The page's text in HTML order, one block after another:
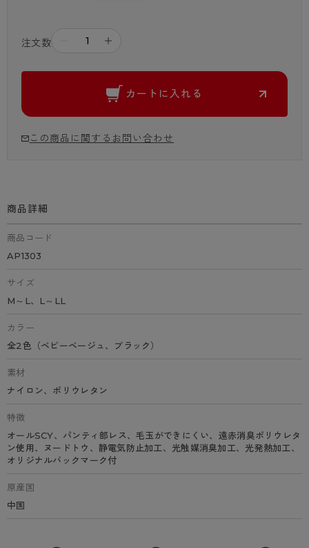
注文数 ＋
カートに入れる
この商品に関するお問い合わせ
商品詳細
商品コード
AP1303
サイズ
M～L、L～LL
カラー
全2色（ベビーベージュ、ブラック）
素材
ナイロン、ポリウレタン
特徴
オールSCY、パンティ部レス、毛玉ができにくい、遠赤消臭ポリウレタ
ン使用、ヌードトウ、静電気防止加工、光触媒消臭加工、光発熱加工、
オリジナルバックマーク付
原産国
中国